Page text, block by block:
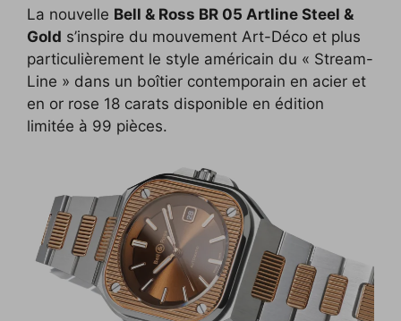
c
e
b
o
o
i
t
t
e
r
p
y
L
i
n
n
k
e
d
I
f
f
e
r
d
d
i
t
n
t
e
r
La nouvelle Bell & Ross BR 05 Artline Steel &
Gold s’inspire du mouvement Art-Déco et plus
particulièrement le style américain du « Stream-
Line » dans un boîtier contemporain en acier et
en or rose 18 carats disponible en édition
limitée à 99 pièces.